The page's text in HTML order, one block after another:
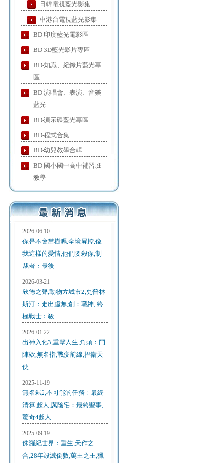
日韓電視藍光影集
中港台電視藍光影集
BD-印度藍光電影區
BD-3D藍光影片專區
BD-知識、紀錄片藍光專
區
BD-演唱會、表演、音樂
藍光
BD-演示碟藍光專區
BD-程式合集
BD-幼兒教學合輯
BD-國小國中高中補習班
教學
2026-06-10
你是不會當樹嗎,全境屍控,像
我這樣的愛情,他們要殺你,制
裁者：最後…
2026-03-21
欣德之聲,動物方城市2,史普林
斯汀：走出虛無,創：戰神, 終
極戰士：殺…
2026-01-22
出神入化3,重擊人生,角頭：鬥
陣欸,無名指,戰疫前線,捍衛天
使
2025-11-19
無名弒2,不可能的任務：最終
清算,超人,厲陰宅：最終聖事,
驚奇4超人…
2025-09-19
侏羅紀世界：重生,天作之
合,28年毀滅倒數,萬王之王,獵